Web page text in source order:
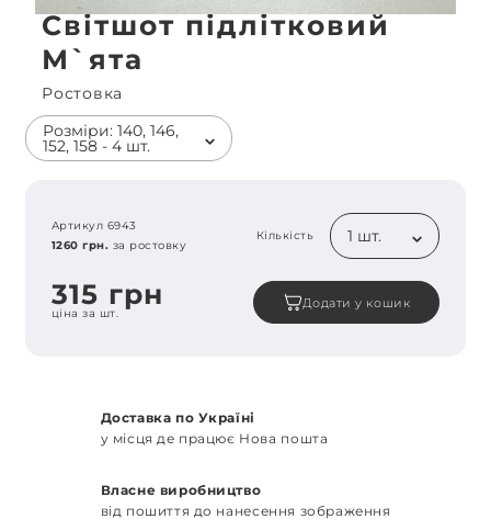
Світшот підлітковий
М`ята
Ростовка
Розміри: 140, 146,
152, 158 - 4 шт.
Артикул 6943
1260 грн. за ростовку
Кількість 1 шт.
315 грн
ціна за шт.
Додати у кошик
Доставка по Україні
у місця де працює Нова пошта
Власне виробництво
від пошиття до нанесення зображення